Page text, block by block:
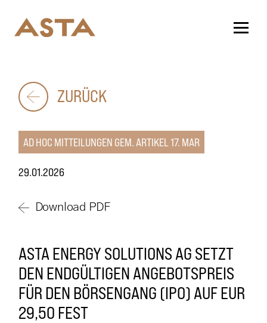
ZURÜCK
AD HOC MITTEILUNGEN GEM. ARTIKEL 17. MAR
29.01.2026
Download PDF
ASTA ENERGY SOLUTIONS AG SETZT
DEN ENDGÜLTIGEN ANGEBOTSPREIS
FÜR DEN BÖRSENGANG (IPO) AUF EUR
29,50 FEST